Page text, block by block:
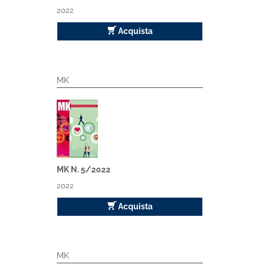
2022
Acquista
MK
MK N. 5/2022
2022
Acquista
MK